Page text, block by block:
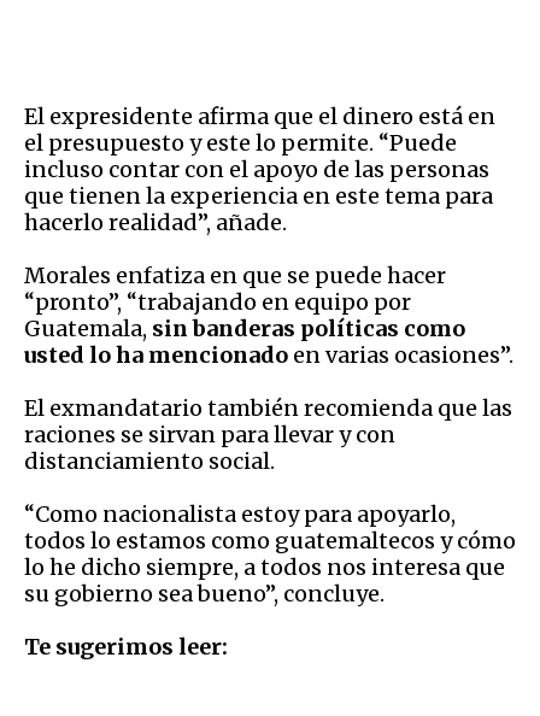
El expresidente afirma que el dinero está en
el presupuesto y este lo permite. “Puede
incluso contar con el apoyo de las personas
que tienen la experiencia en este tema para
hacerlo realidad”, añade.
Morales enfatiza en que se puede hacer
“pronto”, “trabajando en equipo por
Guatemala, sin banderas políticas como
usted lo ha mencionado en varias ocasiones”.
El exmandatario también recomienda que las
raciones se sirvan para llevar y con
distanciamiento social.
“Como nacionalista estoy para apoyarlo,
todos lo estamos como guatemaltecos y cómo
lo he dicho siempre, a todos nos interesa que
su gobierno sea bueno”, concluye.
Te sugerimos leer: